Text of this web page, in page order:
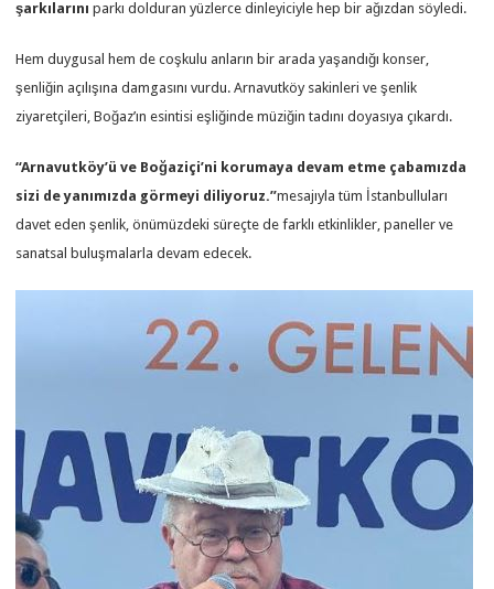
şarkılarını parkı dolduran yüzlerce dinleyiciyle hep bir ağızdan söyledi.
Hem duygusal hem de coşkulu anların bir arada yaşandığı konser,
şenliğin açılışına damgasını vurdu. Arnavutköy sakinleri ve şenlik
ziyaretçileri, Boğaz’ın esintisi eşliğinde müziğin tadını doyasıya çıkardı.
“Arnavutköy’ü ve Boğaziçi’ni korumaya devam etme çabamızda
sizi de yanımızda görmeyi diliyoruz.”mesajıyla tüm İstanbulluları
davet eden şenlik, önümüzdeki süreçte de farklı etkinlikler, paneller ve
sanatsal buluşmalarla devam edecek.